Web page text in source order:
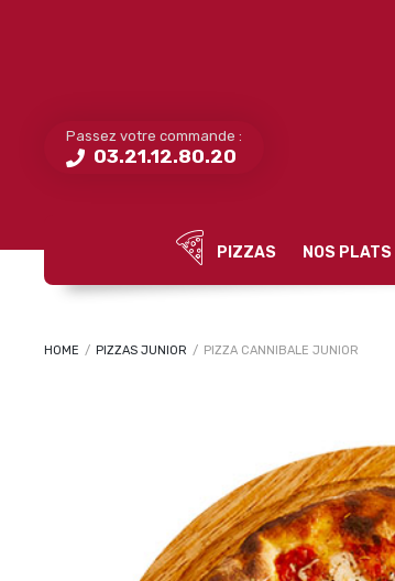
Passez votre commande :
03.21.12.80.20
PIZZAS NOS PLATS
HOME / PIZZAS JUNIOR / PIZZA CANNIBALE JUNIOR